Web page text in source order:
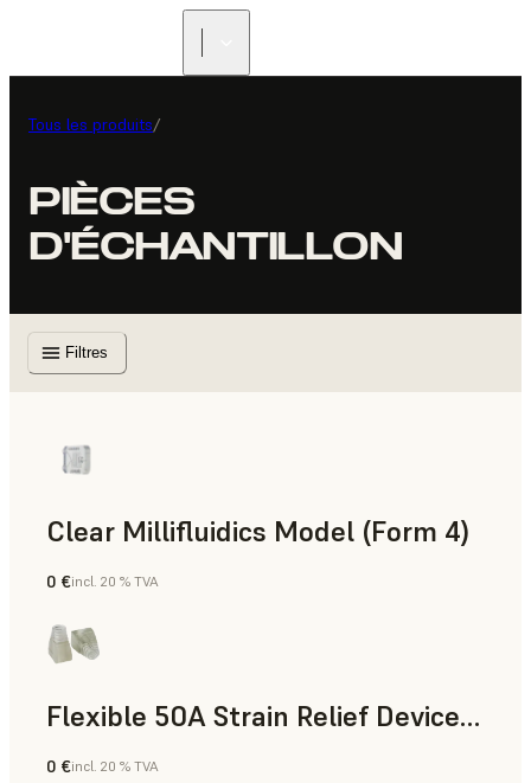
Tous les produits/
PIÈCES
D'ÉCHANTILLON
Filtres
Clear Millifluidics Model (Form 4)
Résine standard
0 €incl. 20 % TVA
Flexible 50A Strain Relief Device (Form 4)
Ingénierie
0 €incl. 20 % TVA